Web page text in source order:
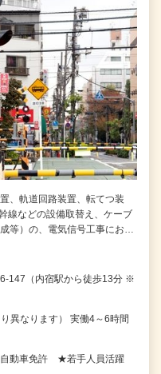
、軌道回路装置、転てつ装
線などの設備取替え、ケーブ
等）の、電気信号工事にお…
147（内宿駅から徒歩13分 ※
異なります） 実働4～6時間
自動車免許 ★若手人員活躍